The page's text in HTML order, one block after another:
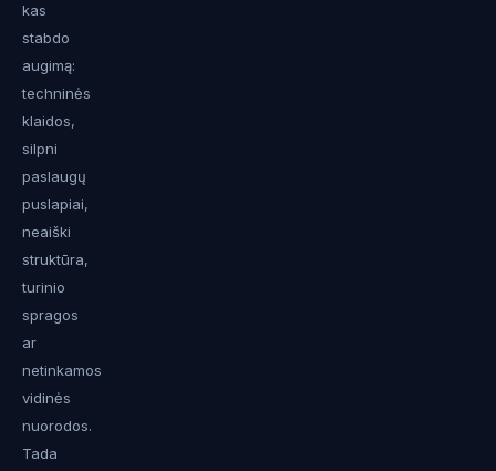
kas
stabdo
augimą:
techninės
klaidos,
silpni
paslaugų
puslapiai,
neaiški
struktūra,
turinio
spragos
ar
netinkamos
vidinės
nuorodos.
Tada